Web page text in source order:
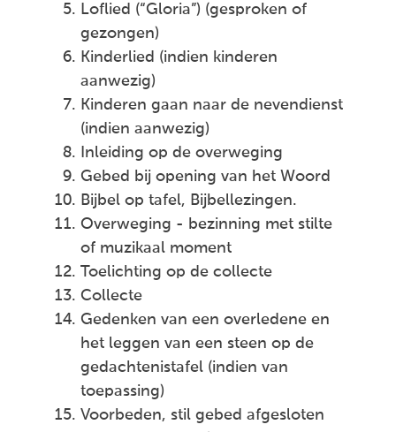
Loflied (“Gloria”) (gesproken of
gezongen)
Kinderlied (indien kinderen
aanwezig)
Kinderen gaan naar de nevendienst
(indien aanwezig)
Inleiding op de overweging
Gebed bij opening van het Woord
Bijbel op tafel, Bijbellezingen.
Overweging - bezinning met stilte
of muzikaal moment
Toelichting op de collecte
Collecte
Gedenken van een overledene en
het leggen van een steen op de
gedachtenistafel (indien van
toepassing)
Voorbeden, stil gebed afgesloten